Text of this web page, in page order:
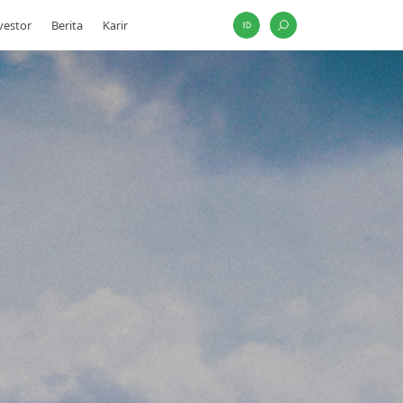
Berita Karir